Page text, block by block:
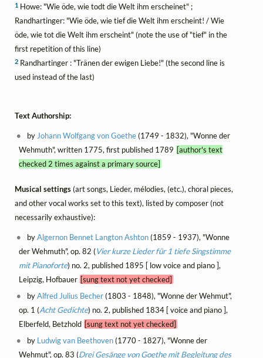
1 Howe: "Wie öde, wie todt die Welt ihm erscheinet" ;
Randhartinger: "Wie öde, wie tief die Welt ihm erscheint! / Wie
öde, wie tot die Welt ihm erscheint" (note the use of "tief" in the
first repetition of this line)
2 Randhartinger : "Tränen der ewigen Liebe!" (the second line is
used instead of the last)
Text Authorship:
by Johann Wolfgang von Goethe(1749 - 1832), "Wonne der
Wehmuth", written 1775, first published 1789 [author's text
checked 2 times against a primary source]
Musical settings(art songs, Lieder, mélodies, (etc.), choral pieces,
and other vocal works set to this text), listed by composer (not
necessarily exhaustive):
byAlgernon Bennet Langton Ashton(1859 - 1937), "Wonne
der Wehmuth", op. 82 (Vier kurze Lieder für 1 tiefe Singstimme
mit Pianoforte) no. 2, published 1895 [ low voice and piano ],
Leipzig, Hofbauer [sung text not yet checked]
byAlfred Julius Becher(1803 - 1848), "Wonne der Wehmut",
op. 1 (Acht Gedichte) no. 2, published 1834 [ voice and piano ],
Elberfeld, Betzhold [sung text not yet checked]
by Ludwig van Beethoven(1770 - 1827), "Wonne der
Wehmut", op. 83 (Drei Gesänge von Goethe mit Begleitung des